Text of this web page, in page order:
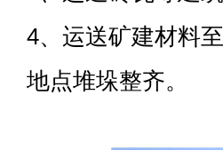
4、运送矿建材料
地点堆垛整齐。